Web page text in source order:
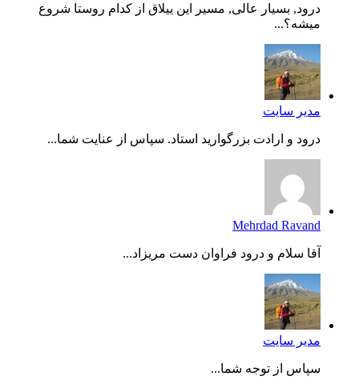
درود, بسیار عالی, مسیر این ییلاق از کدام روستا شروع
میشه؟...
مدیر سایت
درود و ارادت بزرگوارید استاد. سپاس از عنایت شما...
Mehrdad Ravand
آقا سلام و درود فراوان دست مریزاد...
مدیر سایت
سپاس از توجه شما...